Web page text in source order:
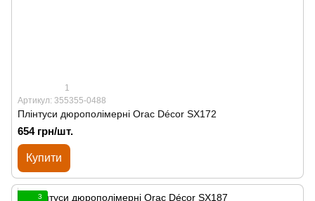
1
Артикул: 355355-0488
Плінтуси дюрополімерні Orac Décor SX172
654 грн/шт.
Купити
3